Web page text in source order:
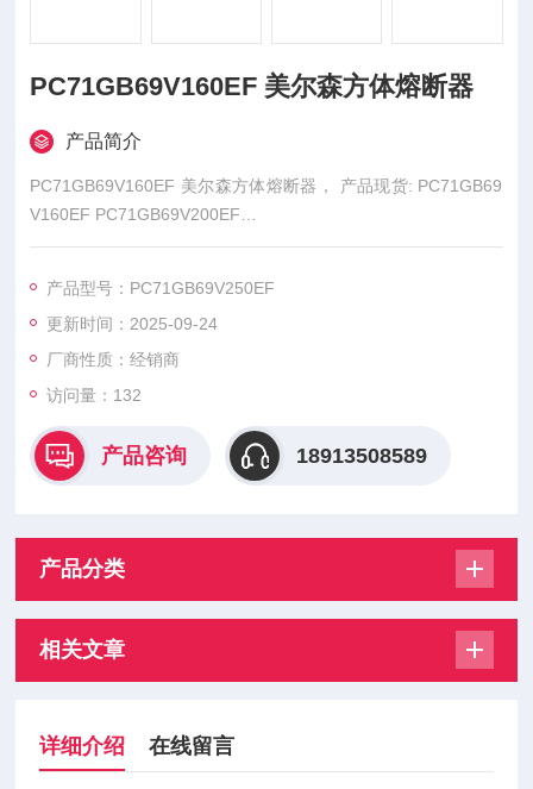
PC71GB69V160EF 美尔森方体熔断器
产品简介
PC71GB69V160EF 美尔森方体熔断器， 产品现货: PC71GB69
V160EF PC71GB69V200EF
PC71GB69V250EF PC71GB69V350EF PC71GB69V400EF PC
装、适应性强等特点
产品型号：PC71GB69V250EF
更新时间：2025-09-24
厂商性质：经销商
访问量：132
产品咨询 18913508589
产品分类
相关文章
详细介绍 在线留言